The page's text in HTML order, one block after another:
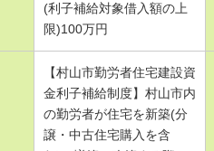
(利子補給対象借入額の上
限)100万円
【村山市勤労者住宅建設資
金利子補給制度】村山市内
の勤労者が住宅を新築(分
譲・中古住宅購入を含